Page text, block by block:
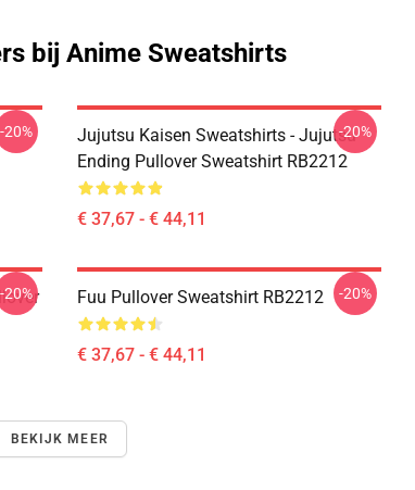
bij Anime Sweatshirts
-20%
Jujutsu Kaisen Sweatshirts - Jujutsu
Ending Pullover Sweatshirt RB2212
€ 37,67 - € 44,11
-20%
-20% Fuu Pullover Sweatshirt RB2212
€ 37,67 - € 44,11
-20%
BEKIJK MEER